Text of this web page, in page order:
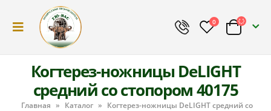
0
Когтерез-ножницы DeLIGHT
средний cо стопором 40175
Главная » Каталог » Когтерез-ножницы DeLIGHT средний cо